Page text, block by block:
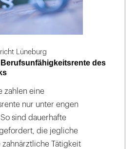
Lüneburg
des
zahlen eine
nur unter engen
sind dauerhafte
die jegliche
Tätigkeit